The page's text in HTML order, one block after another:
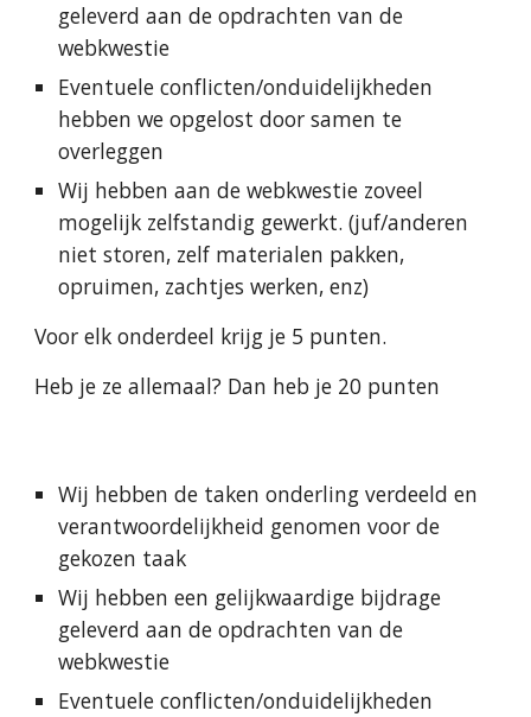
geleverd aan de opdrachten van de
webkwestie
Eventuele conflicten/onduidelijkheden
hebben we opgelost door samen te
overleggen
Wij hebben aan de webkwestie zoveel
mogelijk zelfstandig gewerkt. (juf/anderen
niet storen, zelf materialen pakken,
opruimen, zachtjes werken, enz)
Voor elk onderdeel krijg je 5 punten.
Heb je ze allemaal? Dan heb je 20 punten
Wij hebben de taken onderling verdeeld en
verantwoordelijkheid genomen voor de
gekozen taak
Wij hebben een gelijkwaardige bijdrage
geleverd aan de opdrachten van de
webkwestie
Eventuele conflicten/onduidelijkheden